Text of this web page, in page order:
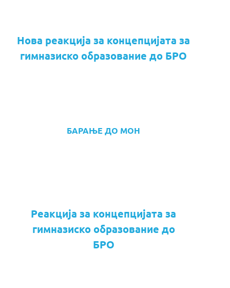
Нова реакција за концепцијата за
гимназиско образование до БРО
БАРАЊЕ ДО МОН
Реакција за концепцијата за
гимназиско образование до
БРО